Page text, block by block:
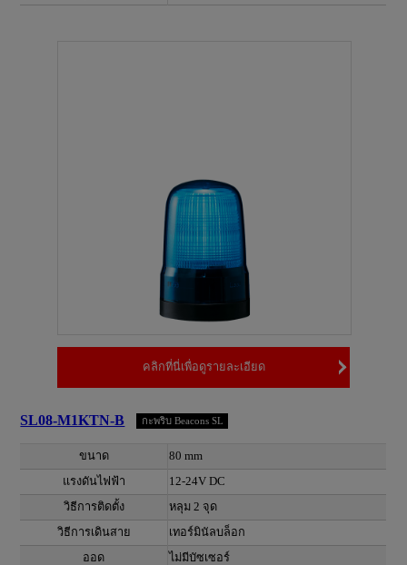
คลิกที่นี่เพื่อดูรายละเอียด
SL08-M1KTN-B กะพริบ Beacons SL
ขนาด
80 mm
แรงดันไฟฟ้า
12-24V DC
วิธีการติดตั้ง
หลุม 2 จุด
วิธีการเดินสาย
เทอร์มินัลบล็อก
ออด
ไม่มีบัซเซอร์